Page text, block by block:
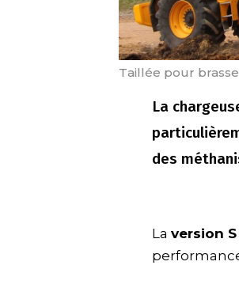
Taillée pour
La
des
La version S